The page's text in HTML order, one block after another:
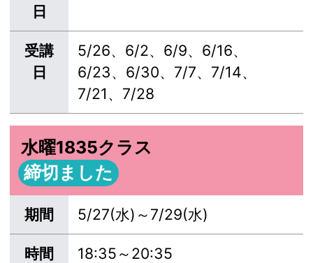
日
受講
日
5/26、6/2、6/9、6/16、
6/23、6/30、7/7、7/14、
7/21、7/28
水曜1835クラス
締切ました
期間 5/27(水)～7/29(水)
時間 18:35～20:35